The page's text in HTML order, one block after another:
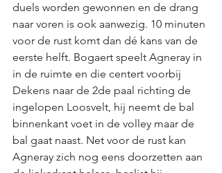
duels worden gewonnen en de drang
naar voren is ook aanwezig. 10 minuten
voor de rust komt dan dé kans van de
eerste helft. Bogaert speelt Agneray in
in de ruimte en die centert voorbij
Dekens naar de 2de paal richting de
ingelopen Loosvelt, hij neemt de bal
binnenkant voet in de volley maar de
bal gaat naast. Net voor de rust kan
Agneray zich nog eens doorzetten aan